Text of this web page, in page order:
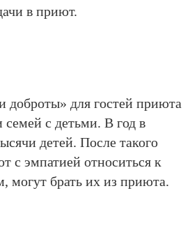
в приют.
доброты» для гостей приюта
с детьми. В год в
детей. После такого
с эмпатией относиться к
могут брать их из приюта.